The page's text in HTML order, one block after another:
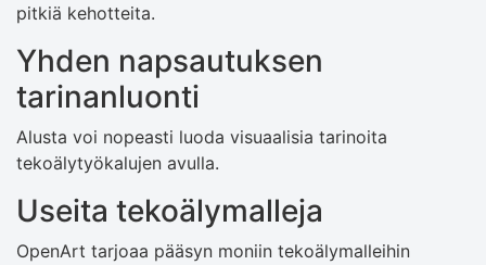
pitkiä kehotteita.
Yhden napsautuksen
tarinanluonti
Alusta voi nopeasti luoda visuaalisia tarinoita
tekoälytyökalujen avulla.
Useita tekoälymalleja
OpenArt tarjoaa pääsyn moniin tekoälymalleihin